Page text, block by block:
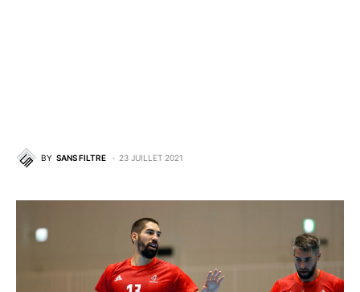
BY SANS FILTRE 23 JUILLET 2021